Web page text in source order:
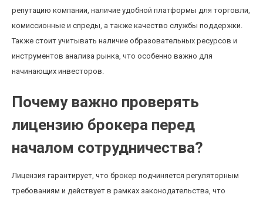
репутацию компании, наличие удобной платформы для торговли,
комиссионные и спреды, а также качество службы поддержки.
Также стоит учитывать наличие образовательных ресурсов и
инструментов анализа рынка, что особенно важно для
начинающих инвесторов.
Почему важно проверять
лицензию брокера перед
началом сотрудничества?
Лицензия гарантирует, что брокер подчиняется регуляторным
требованиям и действует в рамках законодательства, что